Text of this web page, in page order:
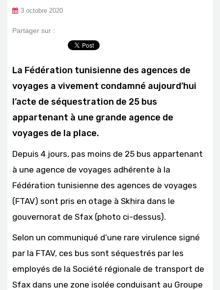
3 octobre 2020
Partager sur :
La Fédération tunisienne des agences de
voyages a vivement condamné aujourd’hui
l’acte de séquestration de 25 bus
appartenant à une grande agence de
voyages de la place.
Depuis 4 jours, pas moins de 25 bus appartenant
à une agence de voyages adhérente à la
Fédération tunisienne des agences de voyages
(FTAV) sont pris en otage à Skhira dans le
gouvernorat de Sfax (photo ci-dessus).
Selon un communiqué d’une rare virulence signé
par la FTAV, ces bus sont séquestrés par les
employés de la Société régionale de transport de
Sfax dans une zone isolée conduisant au Groupe